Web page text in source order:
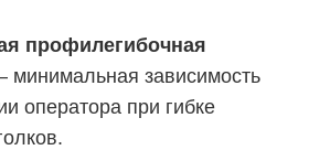
профилегибочная
минимальная зависимость
оператора при гибке